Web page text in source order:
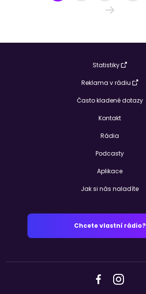
Statistiky
Reklama v rádiu
Často kladené dotazy
Kontakt
Rádia
Podcasty
Aplikace
Jak si nás naladíte
Chcete vlastní rádio?